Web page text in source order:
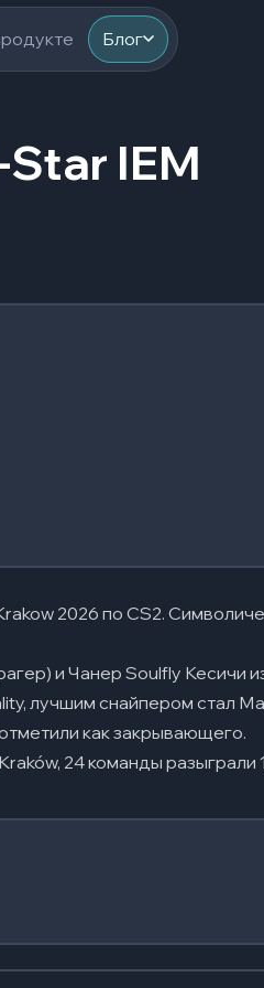
Блог
IEM
2026 по CS2.
и Чанер Soulfly Кесичи
лучшим снайпером стал
как закрывающего.
24 команды разыграли